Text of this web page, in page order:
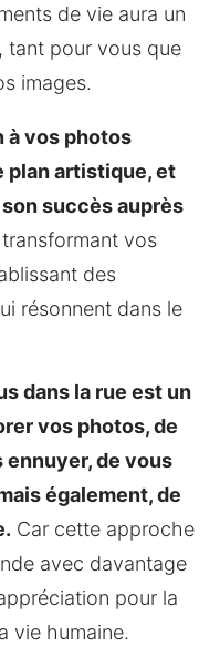
de vie aura un
tant pour vous que
images.
à vos photos
plan artistique, et
succès auprès
vos
des
résonnent dans le
dans la rue est un
vos photos, de
ennuyer, de vous
également, de
Car cette approche
avec davantage
pour la
vie humaine.